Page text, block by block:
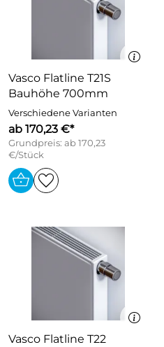
Vasco Flatline T21S
Bauhöhe 700mm
Verschiedene Varianten
ab 170,23 €*
Grundpreis: ab 170,23
€/Stück
Vasco Flatline T22